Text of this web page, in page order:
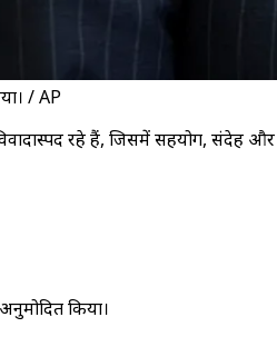
/ AP
रहे हैं, जिसमें सहयोग, संदेह और
किया।